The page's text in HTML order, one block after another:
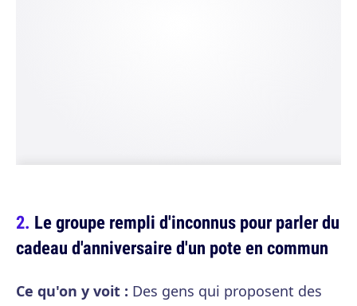
Le groupe rempli d'inconnus pour parler du
cadeau d'anniversaire d'un pote en commun
Ce qu'on y voit : Des gens qui proposent des